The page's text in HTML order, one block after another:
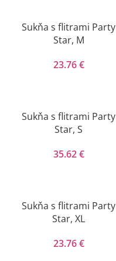
Sukňa s flitrami Party
Star, M
23.76€
Sukňa s flitrami Party
Star, S
35.62€
Sukňa s flitrami Party
Star, XL
23.76€